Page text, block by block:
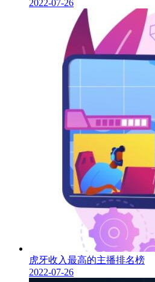
2022-07-26
虎牙收入最高的主播排名榜
2022-07-26